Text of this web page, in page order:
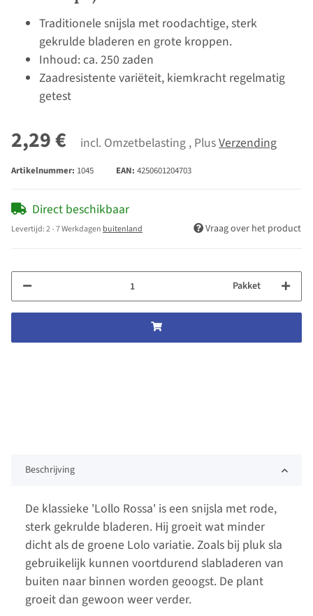
Traditionele snijsla met roodachtige, sterk
gekrulde bladeren en grote kroppen.
Inhoud: ca. 250 zaden
Zaadresistente variëteit, kiemkracht regelmatig
getest
2,29 € incl. Omzetbelasting , PlusVerzending
Artikelnummer: 1045 EAN: 4250601204703
Direct beschikbaar
Levertijd:2 - 7 Werkdagen buitenland Vraag over het product
Pakket
Beschrijving
De klassieke 'Lollo Rossa' is een snijsla met rode,
sterk gekrulde bladeren. Hij groeit wat minder
dicht als de groene Lolo variatie. Zoals bij pluk sla
gebruikelijk kunnen voortdurend slabladeren van
buiten naar binnen worden geoogst. De plant
groeit dan gewoon weer verder.